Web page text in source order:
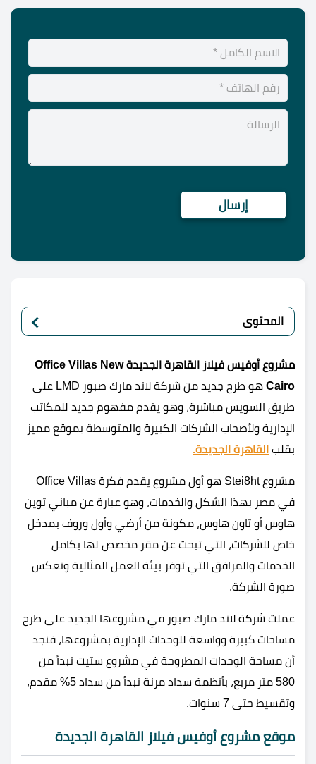
المحتوى
مشروع أوفيس فيلاز القاهرة الجديدة Office Villas New
Cairo
هو طرح جديد من شركة لاند مارك صبور LMD على
طريق السويس مباشرة، وهو يقدم مفهوم جديد للمكاتب
الإدارية ولأصحاب الشركات الكبيرة والمتوسطة بموقع مميز
بقلب القاهرة الجديدة.
مشروع Stei8ht هو أول مشروع يقدم فكرة Office Villas
في مصر بهذا الشكل والخدمات، وهو عبارة عن مباني توين
هاوس أو تاون هاوس، مكونة من أرضي وأول وروف بمدخل
خاص للشركات، التي تبحث عن مقر مخصص لها بكامل
الخدمات والمرافق التي توفر بيئة العمل المثالية وتعكس
صورة الشركة.
عملت شركة لاند مارك صبور في مشروعها الجديد على طرح
مساحات كبيرة وواسعة للوحدات الإدارية بمشروعها، فنجد
أن مساحة الوحدات المطروحة في مشروع ستيت تبدأ من
580 متر مربع، بأنظمة سداد مرنة تبدأ من سداد 5% مقدم،
وتقسيط حتى 7 سنوات.
موقع مشروع أوفيس فيلاز القاهرة الجديدة